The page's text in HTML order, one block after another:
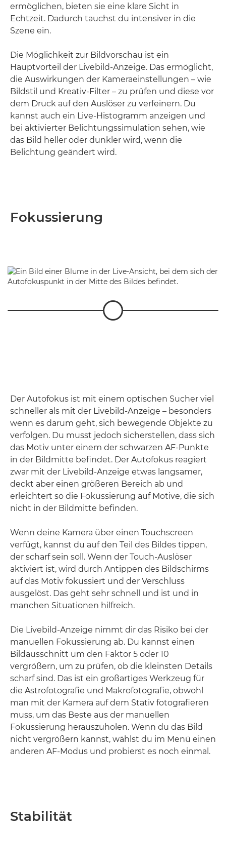
ermöglichen, bieten sie eine klare Sicht in
Echtzeit. Dadurch tauchst du intensiver in die
Szene ein.
Die Möglichkeit zur Bildvorschau ist ein
Hauptvorteil der Livebild-Anzeige. Das ermöglicht,
die Auswirkungen der Kameraeinstellungen – wie
Bildstil und Kreativ-Filter – zu prüfen und diese vor
dem Druck auf den Auslöser zu verfeinern. Du
kannst auch ein Live-Histogramm anzeigen und
bei aktivierter Belichtungssimulation sehen, wie
das Bild heller oder dunkler wird, wenn die
Belichtung geändert wird.
Fokussierung
Der Autofokus ist mit einem optischen Sucher viel
schneller als mit der Livebild-Anzeige – besonders
wenn es darum geht, sich bewegende Objekte zu
verfolgen. Du musst jedoch sicherstellen, dass sich
das Motiv unter einem der schwarzen AF-Punkte
in der Bildmitte befindet. Der Autofokus reagiert
zwar mit der Livebild-Anzeige etwas langsamer,
deckt aber einen größeren Bereich ab und
erleichtert so die Fokussierung auf Motive, die sich
nicht in der Bildmitte befinden.
Wenn deine Kamera über einen Touchscreen
verfügt, kannst du auf den Teil des Bildes tippen,
der scharf sein soll. Wenn der Touch-Auslöser
aktiviert ist, wird durch Antippen des Bildschirms
auf das Motiv fokussiert und der Verschluss
ausgelöst. Das geht sehr schnell und ist und in
manchen Situationen hilfreich.
Die Livebild-Anzeige nimmt dir das Risiko bei der
manuellen Fokussierung ab. Du kannst einen
Bildausschnitt um den Faktor 5 oder 10
vergrößern, um zu prüfen, ob die kleinsten Details
scharf sind. Das ist ein großartiges Werkzeug für
die Astrofotografie und Makrofotografie, obwohl
man mit der Kamera auf dem Stativ fotografieren
muss, um das Beste aus der manuellen
Fokussierung herauszuholen. Wenn du das Bild
nicht vergrößern kannst, wählst du im Menü einen
anderen AF-Modus und probierst es noch einmal.
Stabilität